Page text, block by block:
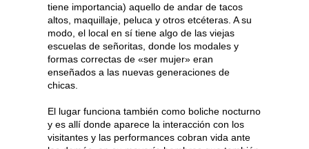
tiene importancia) aquello de andar de tacos
altos, maquillaje, peluca y otros etcéteras. A su
modo, el local en sí tiene algo de las viejas
escuelas de señoritas, donde los modales y
formas correctas de «ser mujer» eran
enseñados a las nuevas generaciones de
chicas.
El lugar funciona también como boliche nocturno
y es allí donde aparece la interacción con los
visitantes y las performances cobran vida ante